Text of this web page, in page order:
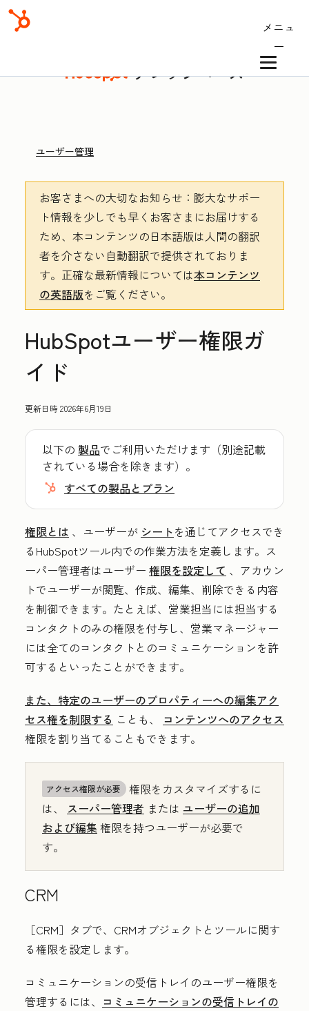
メニュ
ー
ナレッジベース
ユーザー管理
お客さまへの大切なお知らせ ：膨大なサポー
ト情報を少しでも早くお客さまにお届けする
ため、本コンテンツの日本語版は人間の翻訳
者を介さない自動翻訳で提供されておりま
す。 正確な最新情報については本コンテンツ
の英語版をご覧ください。
HubSpotユーザー権限ガ
イド
更新日時2026年6月19日
以下の 製品でご利用いただけます（別途記載
されている場合を除きます）。
すべての製品とプラン
権限とは 、ユーザーが シートを通じてアクセスでき
るHubSpotツール内での作業方法を定義します。ス
ーパー管理者はユーザー 権限を設定して 、アカウン
トでユーザーが閲覧、作成、編集、削除できる内容
を制御できます。たとえば、営業担当には担当する
コンタクトのみの権限を付与し、営業マネージャー
には全てのコンタクトとのコミュニケーションを許
可するといったことができます。
また、特定のユーザーのプロパティーへの編集アク
セス権を制限する ことも、 コンテンツへのアクセス
権限を割り当てることもできます。
アクセス権限が必要
権限をカスタマイズするに
は、 スーパー管理者 または ユーザーの追加
および編集権限を持つユーザーが必要で
す。
CRM
［CRM］ タブで、CRMオブジェクトとツールに関す
る権限を設定します。
コミュニケーションの受信トレイのユーザー権限を
管理するには、 コミュニケーションの受信トレイの